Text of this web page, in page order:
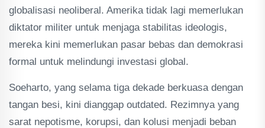
globalisasi neoliberal. Amerika tidak lagi memerlukan
diktator militer untuk menjaga stabilitas ideologis,
mereka kini memerlukan pasar bebas dan demokrasi
formal untuk melindungi investasi global.
Soeharto, yang selama tiga dekade berkuasa dengan
tangan besi, kini dianggap outdated. Rezimnya yang
sarat nepotisme, korupsi, dan kolusi menjadi beban